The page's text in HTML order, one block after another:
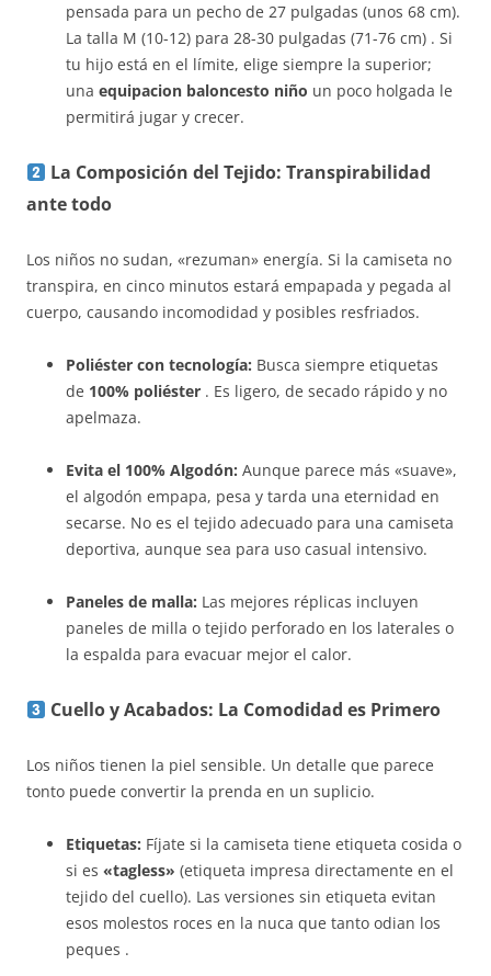
pensada para un pecho de 27 pulgadas (unos 68 cm).
La talla M (10-12) para 28-30 pulgadas (71-76 cm) . Si
tu hijo está en el límite, elige siempre la superior;
una equipacion baloncesto niño un poco holgada le
permitirá jugar y crecer.
La Composición del Tejido: Transpirabilidad
ante todo
Los niños no sudan, «rezuman» energía. Si la camiseta no
transpira, en cinco minutos estará empapada y pegada al
cuerpo, causando incomodidad y posibles resfriados.
Poliéster con tecnología: Busca siempre etiquetas
de 100% poliéster . Es ligero, de secado rápido y no
apelmaza.
Evita el 100% Algodón: Aunque parece más «suave»,
el algodón empapa, pesa y tarda una eternidad en
secarse. No es el tejido adecuado para una camiseta
deportiva, aunque sea para uso casual intensivo.
Paneles de malla: Las mejores réplicas incluyen
paneles de milla o tejido perforado en los laterales o
la espalda para evacuar mejor el calor.
Cuello y Acabados: La Comodidad es Primero
Los niños tienen la piel sensible. Un detalle que parece
tonto puede convertir la prenda en un suplicio.
Etiquetas: Fíjate si la camiseta tiene etiqueta cosida o
si es «tagless» (etiqueta impresa directamente en el
tejido del cuello). Las versiones sin etiqueta evitan
esos molestos roces en la nuca que tanto odian los
peques .